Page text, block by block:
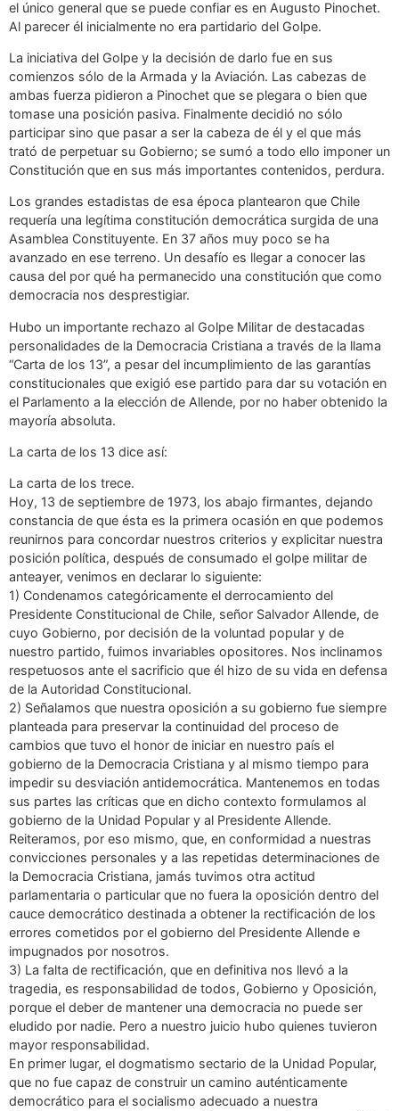
el único general que se puede confiar es en Augusto Pinochet.
Al parecer él inicialmente no era partidario del Golpe.
La iniciativa del Golpe y la decisión de darlo fue en sus
comienzos sólo de la Armada y la Aviación. Las cabezas de
ambas fuerza pidieron a Pinochet que se plegara o bien que
tomase una posición pasiva. Finalmente decidió no sólo
participar sino que pasar a ser la cabeza de él y el que más
trató de perpetuar su Gobierno; se sumó a todo ello imponer un
Constitución que en sus más importantes contenidos, perdura.
Los grandes estadistas de esa época plantearon que Chile
requería una legítima constitución democrática surgida de una
Asamblea Constituyente. En 37 años muy poco se ha
avanzado en ese terreno. Un desafío es llegar a conocer las
causa del por qué ha permanecido una constitución que como
democracia nos desprestigiar.
Hubo un importante rechazo al Golpe Militar de destacadas
personalidades de la Democracia Cristiana a través de la llama
“Carta de los 13”, a pesar del incumplimiento de las garantías
constitucionales que exigió ese partido para dar su votación en
el Parlamento a la elección de Allende, por no haber obtenido la
mayoría absoluta.
La carta de los 13 dice así:
La carta de los trece.
Hoy, 13 de septiembre de 1973, los abajo firmantes, dejando
constancia de que ésta es la primera ocasión en que podemos
reunirnos para concordar nuestros criterios y explicitar nuestra
posición política, después de consumado el golpe militar de
anteayer, venimos en declarar lo siguiente:
1) Condenamos categóricamente el derrocamiento del
Presidente Constitucional de Chile, señor Salvador Allende, de
cuyo Gobierno, por decisión de la voluntad popular y de
nuestro partido, fuimos invariables opositores. Nos inclinamos
respetuosos ante el sacrificio que él hizo de su vida en defensa
de la Autoridad Constitucional.
2) Señalamos que nuestra oposición a su gobierno fue siempre
planteada para preservar la continuidad del proceso de
cambios que tuvo el honor de iniciar en nuestro país el
gobierno de la Democracia Cristiana y al mismo tiempo para
impedir su desviación antidemocrática. Mantenemos en todas
sus partes las críticas que en dicho contexto formulamos al
gobierno de la Unidad Popular y al Presidente Allende.
Reiteramos, por eso mismo, que, en conformidad a nuestras
convicciones personales y a las repetidas determinaciones de
la Democracia Cristiana, jamás tuvimos otra actitud
parlamentaria o particular que no fuera la oposición dentro del
cauce democrático destinada a obtener la rectificación de los
errores cometidos por el gobierno del Presidente Allende e
impugnados por nosotros.
3) La falta de rectificación, que en definitiva nos llevó a la
tragedia, es responsabilidad de todos, Gobierno y Oposición,
porque el deber de mantener una democracia no puede ser
eludido por nadie. Pero a nuestro juicio hubo quienes tuvieron
mayor responsabilidad.
En primer lugar, el dogmatismo sectario de la Unidad Popular,
que no fue capaz de construir un camino auténticamente
democrático para el socialismo adecuado a nuestra